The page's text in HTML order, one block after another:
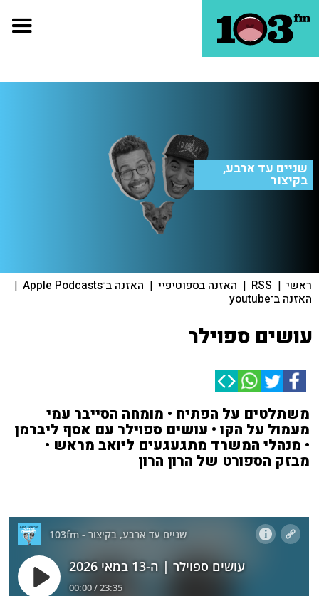
שניים עד ארבע,
בקיצור
ראשי |
RSS
| האזנה בספוטיפיי | האזנה ב־Apple Podcasts |
האזנה ב־youtube
עושים ספוילר
משתלטים על הפתיח • מומחה הסייבר עמי
מעמול על הקו • עושים ספוילר עם אסף ליברמן
• מנהלי המשרד מתגעגעים ליואב מראש •
מבזק הספורט של הרון הרון